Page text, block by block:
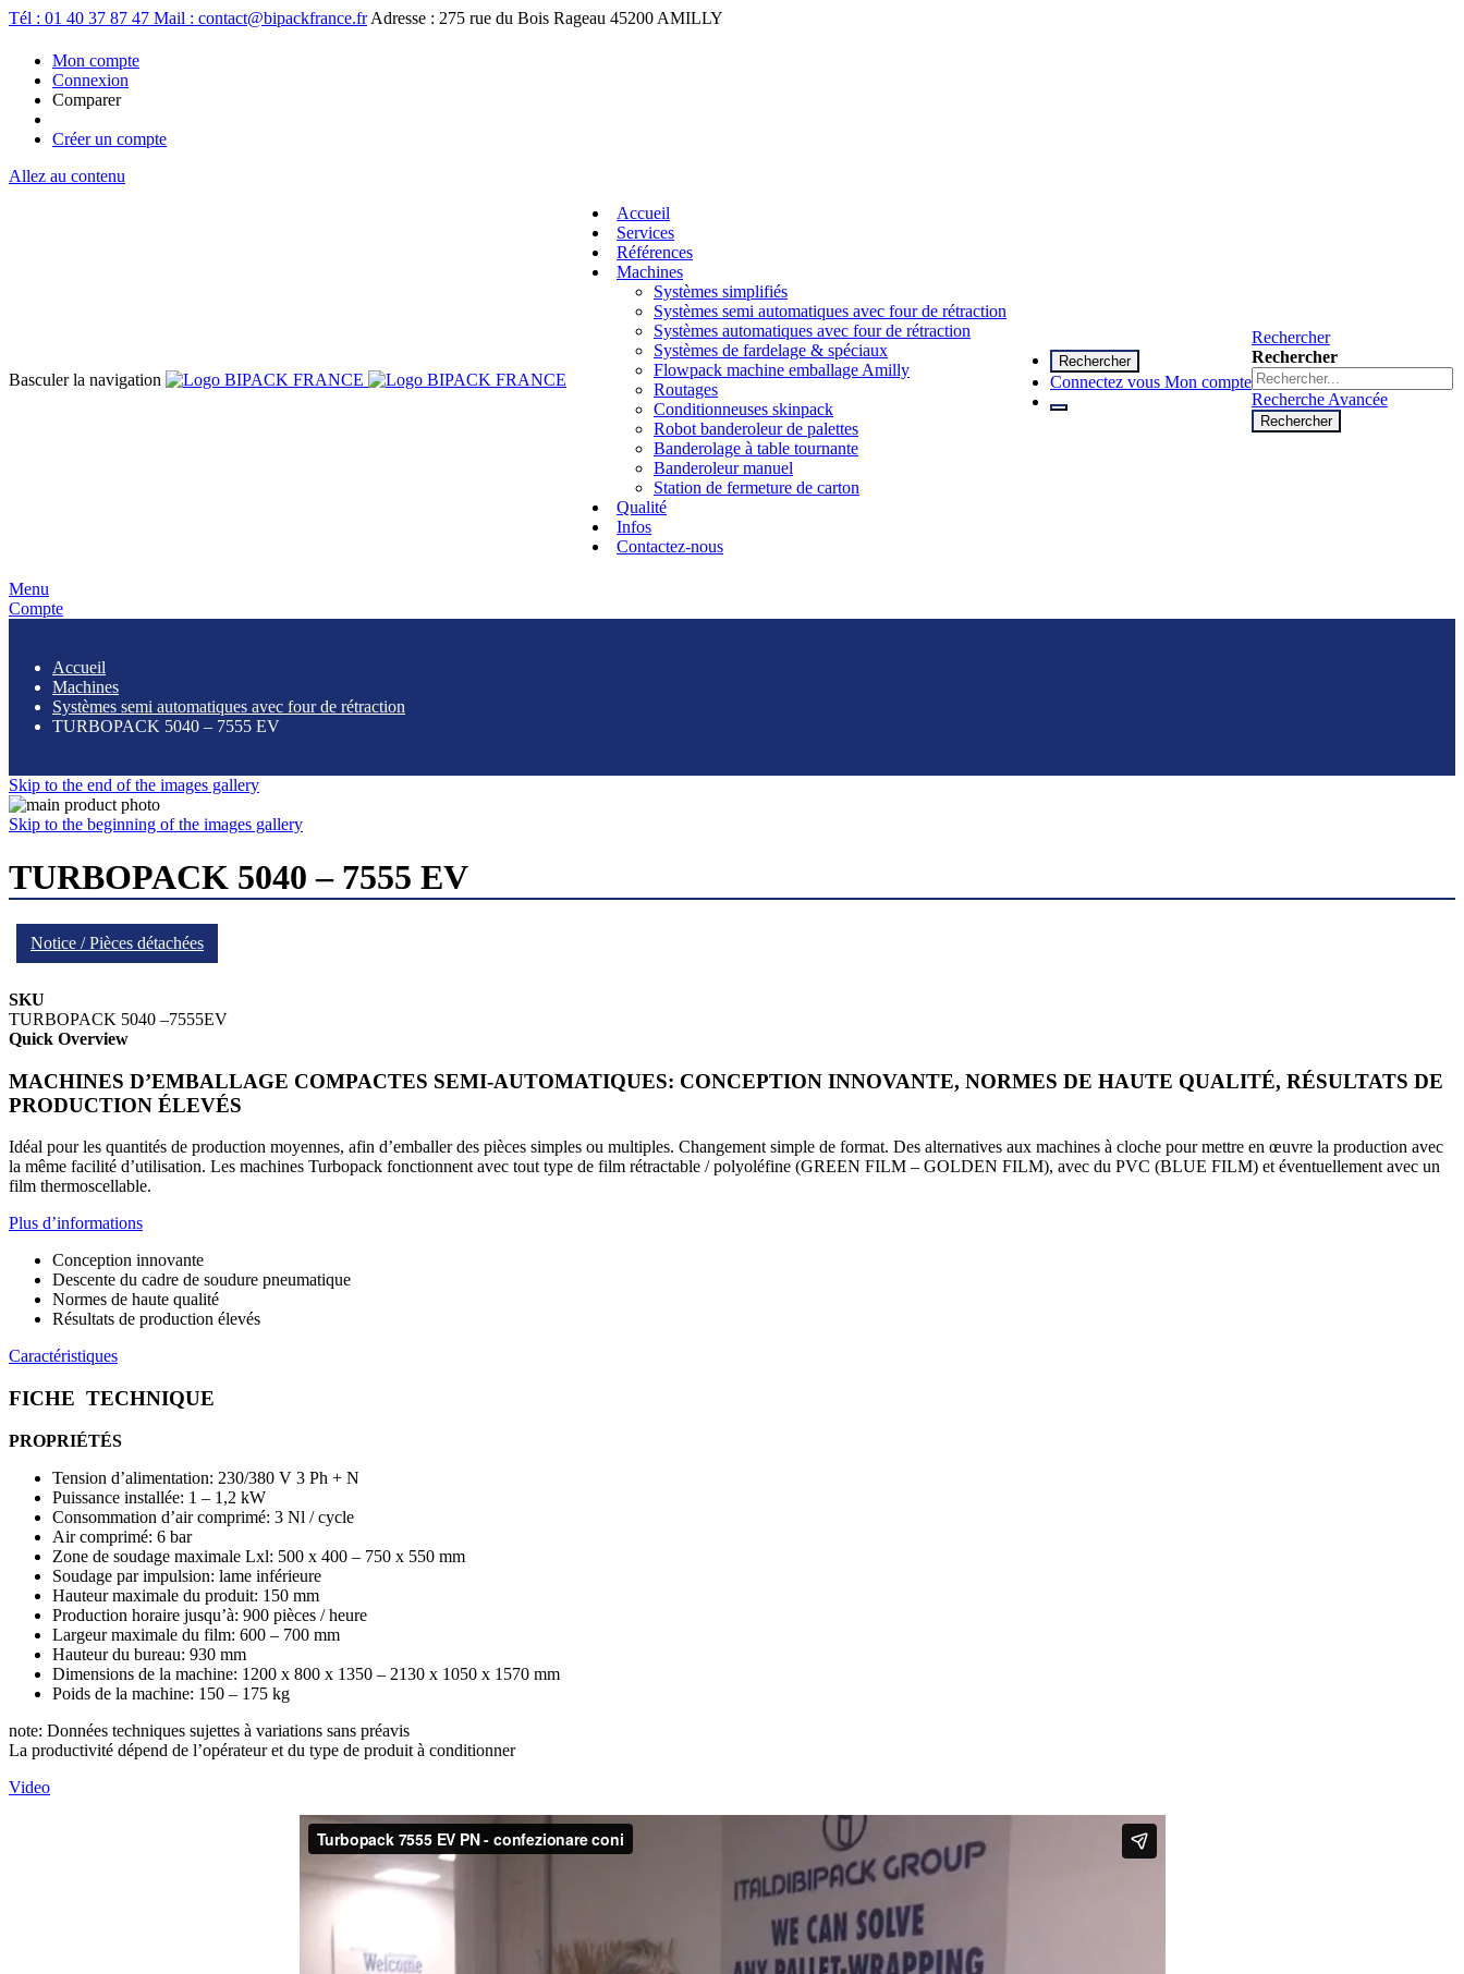
Tél : 01 40 37 87 47 Mail : contact@bipackfrance.frAdresse : 275 rue du Bois Rageau 45200 AMILLY
Mon compte
Connexion
Comparer
Créer un compte
Allez au contenu
Basculer la navigation
Accueil
Services
Références
Machines
Systèmes simplifiés
Systèmes semi automatiques avec four de rétraction
Systèmes automatiques avec four de rétraction
Systèmes de fardelage & spéciaux
Flowpack machine emballage Amilly
Routages
Conditionneuses skinpack
Robot banderoleur de palettes
Banderolage à table tournante
Banderoleur manuel
Station de fermeture de carton
Qualité
Infos
Contactez-nous
Rechercher
Connectez vous Mon compte
Rechercher
Rechercher
Recherche Avancée
Rechercher
Menu
Compte
Accueil
Machines
Systèmes semi automatiques avec four de rétraction
TURBOPACK 5040 – 7555 EV
Skip to the end of the images gallery
Skip to the beginning of the images gallery
TURBOPACK 5040 – 7555 EV
Notice / Pièces détachées
SKU
TURBOPACK 5040 –7555EV
Quick Overview
MACHINES D’EMBALLAGE COMPACTES SEMI-AUTOMATIQUES: CONCEPTION INNOVANTE, NORMES DE HAUTE QUALITÉ, RÉSULTATS DE
PRODUCTION ÉLEVÉS
Idéal pour les quantités de production moyennes, afin d’emballer des pièces simples ou multiples. Changement simple de format. Des alternatives aux machines à cloche pour mettre en œuvre la production avec
la même facilité d’utilisation. Les machines Turbopack fonctionnent avec tout type de film rétractable / polyoléfine (GREEN FILM – GOLDEN FILM), avec du PVC (BLUE FILM) et éventuellement avec un
film thermoscellable.
Plus d’informations
Conception innovante
Descente du cadre de soudure pneumatique
Normes de haute qualité
Résultats de production élevés
Caractéristiques
FICHE TECHNIQUE
PROPRIÉTÉS
Tension d’alimentation: 230/380 V 3 Ph + N
Puissance installée: 1 – 1,2 kW
Consommation d’air comprimé: 3 Nl / cycle
Air comprimé: 6 bar
Zone de soudage maximale Lxl: 500 x 400 – 750 x 550 mm
Soudage par impulsion: lame inférieure
Hauteur maximale du produit: 150 mm
Production horaire jusqu’à: 900 pièces / heure
Largeur maximale du film: 600 – 700 mm
Hauteur du bureau: 930 mm
Dimensions de la machine: 1200 x 800 x 1350 – 2130 x 1050 x 1570 mm
Poids de la machine: 150 – 175 kg
note: Données techniques sujettes à variations sans préavis
La productivité dépend de l’opérateur et du type de produit à conditionner
Video